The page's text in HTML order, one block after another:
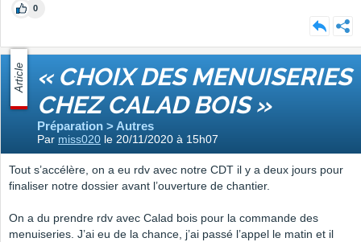
0
Article « CHOIX DES MENUISERIES
CHEZ CALAD BOIS »
Préparation > Autres
Par miss020 le 20/11/2020 à 15h07
Tout s’accélère, on a eu rdv avec notre CDT il y a deux jours pour
finaliser notre dossier avant l’ouverture de chantier.
On a du prendre rdv avec Calad bois pour la commande des
menuiseries. J’ai eu de la chance, j’ai passé l’appel le matin et il